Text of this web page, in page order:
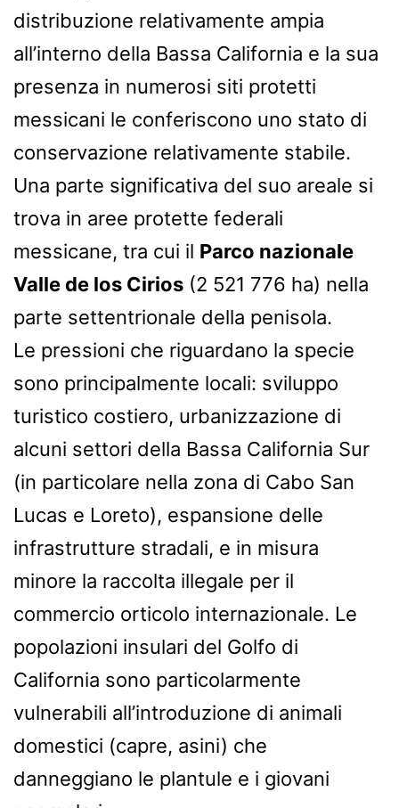
distribuzione relativamente ampia
all’interno della Bassa California e la sua
presenza in numerosi siti protetti
messicani le conferiscono uno stato di
conservazione relativamente stabile.
Una parte significativa del suo areale si
trova in aree protette federali
messicane, tra cui il Parco nazionale
Valle de los Cirios (2 521 776 ha) nella
parte settentrionale della penisola.
Le pressioni che riguardano la specie
sono principalmente locali: sviluppo
turistico costiero, urbanizzazione di
alcuni settori della Bassa California Sur
(in particolare nella zona di Cabo San
Lucas e Loreto), espansione delle
infrastrutture stradali, e in misura
minore la raccolta illegale per il
commercio orticolo internazionale. Le
popolazioni insulari del Golfo di
California sono particolarmente
vulnerabili all’introduzione di animali
domestici (capre, asini) che
danneggiano le plantule e i giovani